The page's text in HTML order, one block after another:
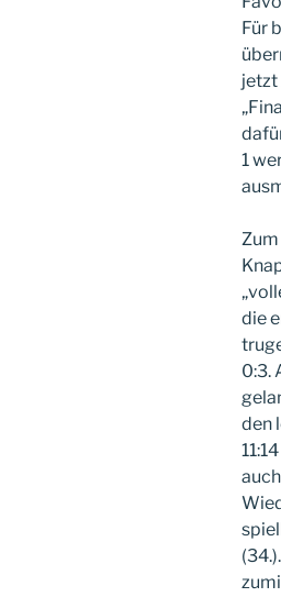
Für
jetzt
1
die
0:3.
den